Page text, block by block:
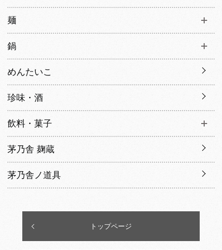
麺
鍋
めんたいこ
珍味・酒
飲料・菓子
茅乃舎 麹蔵
茅乃舎ノ道具
トップページ